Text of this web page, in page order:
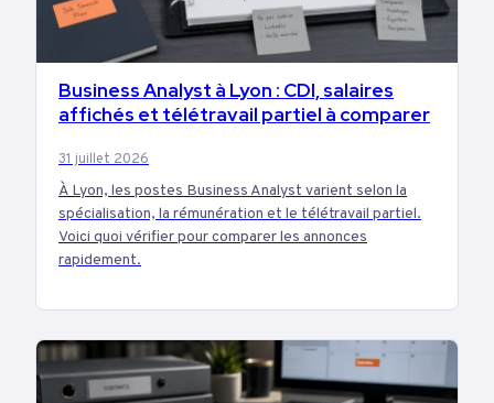
EMPLOI
Business Analyst à Lyon : CDI, salaires
affichés et télétravail partiel à comparer
31 juillet 2026
À Lyon, les postes Business Analyst varient selon la
spécialisation, la rémunération et le télétravail partiel.
Voici quoi vérifier pour comparer les annonces
rapidement.